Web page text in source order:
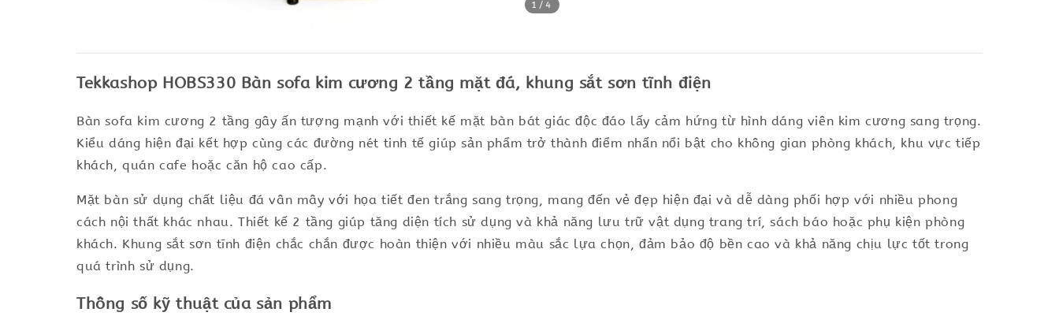
1 /4
Tekkashop HOBS330 Bàn sofa kim cương 2 tầng mặt đá, khung sắt sơn tĩnh điện
Bàn sofa kim cương 2 tầng gây ấn tượng mạnh với thiết kế mặt bàn bát giác độc đáo lấy cảm hứng từ hình dáng viên kim cương sang trọng.
Kiểu dáng hiện đại kết hợp cùng các đường nét tinh tế giúp sản phẩm trở thành điểm nhấn nổi bật cho không gian phòng khách, khu vực tiếp
khách, quán cafe hoặc căn hộ cao cấp.
Mặt bàn sử dụng chất liệu đá vân mây với họa tiết đen trắng sang trọng, mang đến vẻ đẹp hiện đại và dễ dàng phối hợp với nhiều phong
cách nội thất khác nhau. Thiết kế 2 tầng giúp tăng diện tích sử dụng và khả năng lưu trữ vật dụng trang trí, sách báo hoặc phụ kiện phòng
khách. Khung sắt sơn tĩnh điện chắc chắn được hoàn thiện với nhiều màu sắc lựa chọn, đảm bảo độ bền cao và khả năng chịu lực tốt trong
quá trình sử dụng.
Thông số kỹ thuật của sản phẩm